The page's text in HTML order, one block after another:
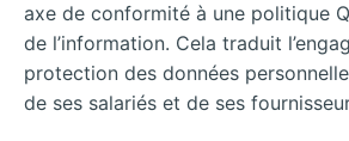
axe de conformité à une politique
de l’information. Cela traduit
protection des données
de ses salariés et de ses